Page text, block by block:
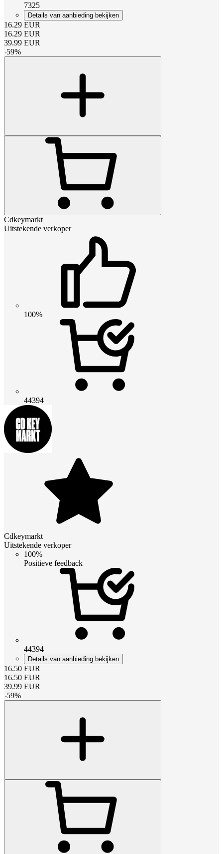
7325
Details van aanbieding bekijken
16.29 EUR
16.29 EUR
39.99 EUR
-59%
Cdkeymarkt
Uitstekende verkoper
100%
44394
Cdkeymarkt
Uitstekende verkoper
100%
Positieve feedback
44394
Details van aanbieding bekijken
16.50 EUR
16.50 EUR
39.99 EUR
-59%